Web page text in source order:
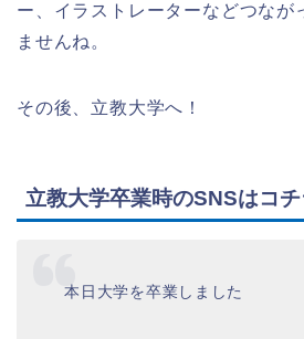
ー、イラストレーターなどつなが
ませんね。
その後、立教大学へ！
立教大学卒業時のSNSはコチ
本日大学を卒業しました